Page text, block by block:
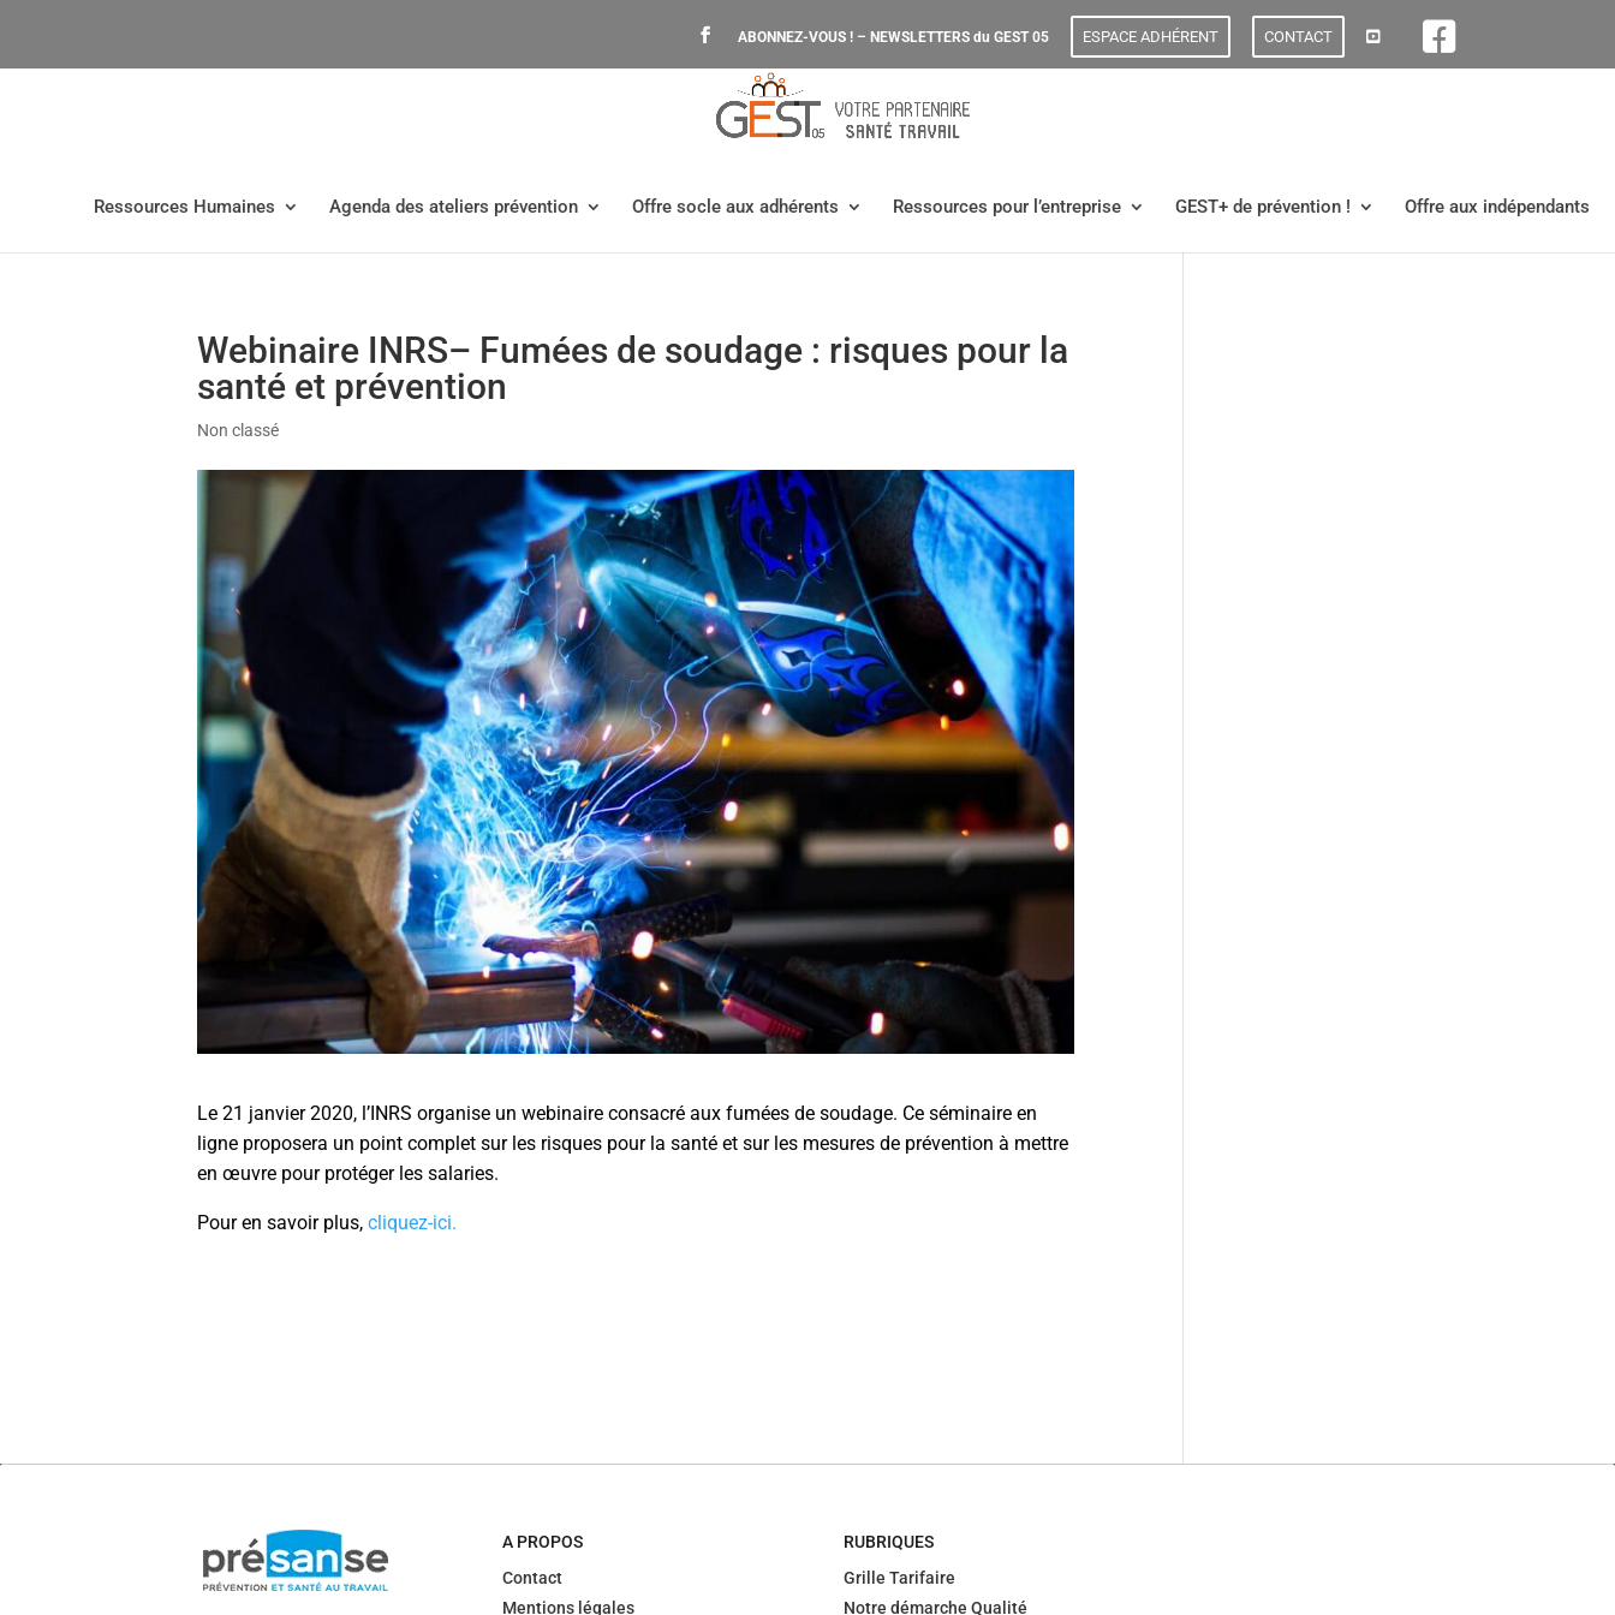
ABONNEZ-VOUS ! – NEWSLETTERS du GEST 05 ESPACE ADHÉRENT CONTACT
Ressources Humaines Agenda des ateliers prévention Offre socle aux adhérents Ressources pour l’entreprise GEST+ de prévention ! Offre aux indépendants
Webinaire INRS– Fumées de soudage : risques pour la
santé et prévention
Non classé
Le 21 janvier 2020, l’INRS organise un webinaire consacré aux fumées de soudage. Ce séminaire en
ligne proposera un point complet sur les risques pour la santé et sur les mesures de prévention à mettre
en œuvre pour protéger les salaries.
Pour en savoir plus, cliquez-ici.
A PROPOS
Contact
Mentions légales
RUBRIQUES
Grille Tarifaire
Notre démarche Qualité